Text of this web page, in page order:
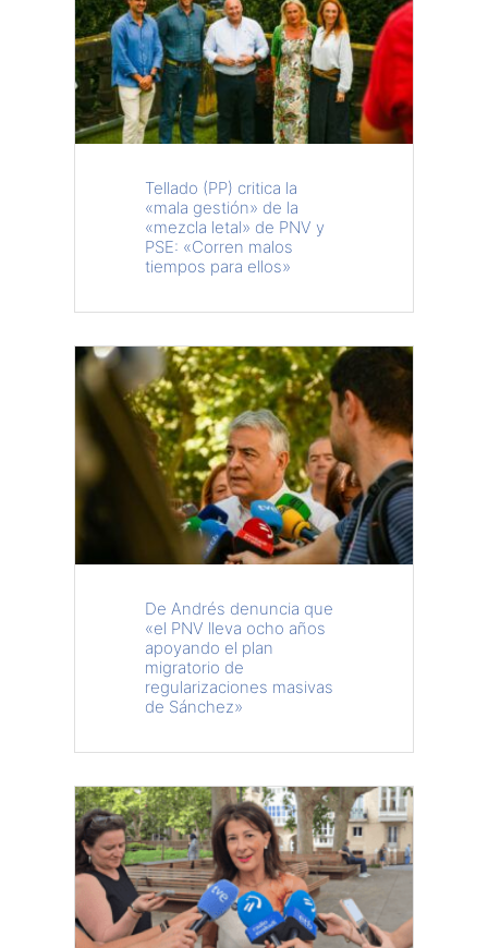
Tellado (PP) critica la
«mala gestión» de la
«mezcla letal» de PNV y
PSE: «Corren malos
tiempos para ellos»
De Andrés denuncia que
«el PNV lleva ocho años
apoyando el plan
migratorio de
regularizaciones masivas
de Sánchez»